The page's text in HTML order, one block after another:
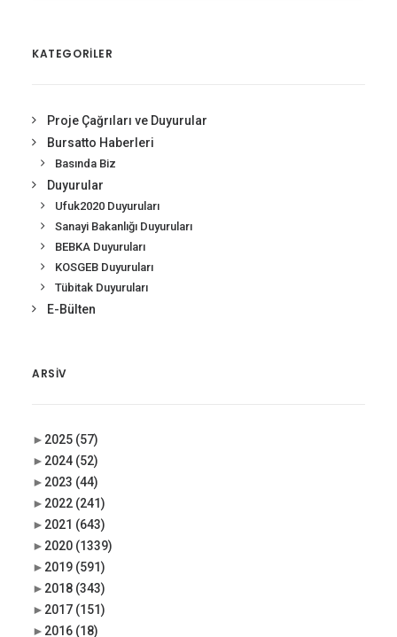
KATEGORİLER
Proje Çağrıları ve Duyurular
Bursatto Haberleri
Basında Biz
Duyurular
Ufuk2020 Duyuruları
Sanayi Bakanlığı Duyuruları
BEBKA Duyuruları
KOSGEB Duyuruları
Tübitak Duyuruları
E-Bülten
ARSIV
► 2025 (57)
► 2024 (52)
► 2023 (44)
► 2022 (241)
► 2021 (643)
► 2020 (1339)
► 2019 (591)
► 2018 (343)
► 2017 (151)
► 2016 (18)